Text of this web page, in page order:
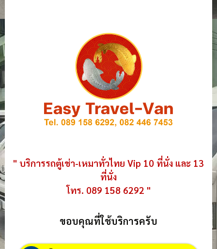
" บริการรถตู้เช่า-เหมาทั่วไทย Vip 10 ที่นั่ง และ 13
ที่นั่ง
โทร. 089 158 6292 "
ขอบคุณที่ใช้บริการครับ